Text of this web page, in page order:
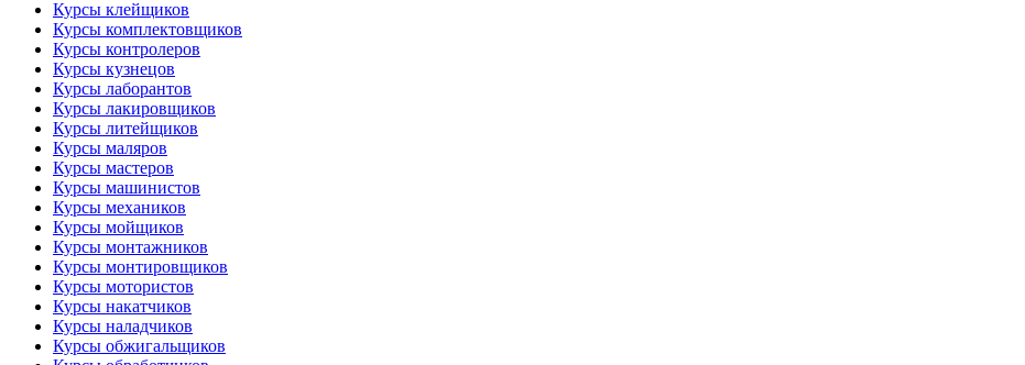
Курсы клейщиков
Курсы комплектовщиков
Курсы контролеров
Курсы кузнецов
Курсы лаборантов
Курсы лакировщиков
Курсы литейщиков
Курсы маляров
Курсы мастеров
Курсы машинистов
Курсы механиков
Курсы мойщиков
Курсы монтажников
Курсы монтировщиков
Курсы мотористов
Курсы накатчиков
Курсы наладчиков
Курсы обжигальщиков